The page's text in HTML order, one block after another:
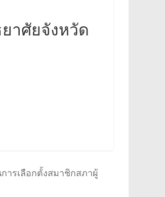
าศัยจังหวัด
ารเลือกตั้งสมาชิกสภาผู้